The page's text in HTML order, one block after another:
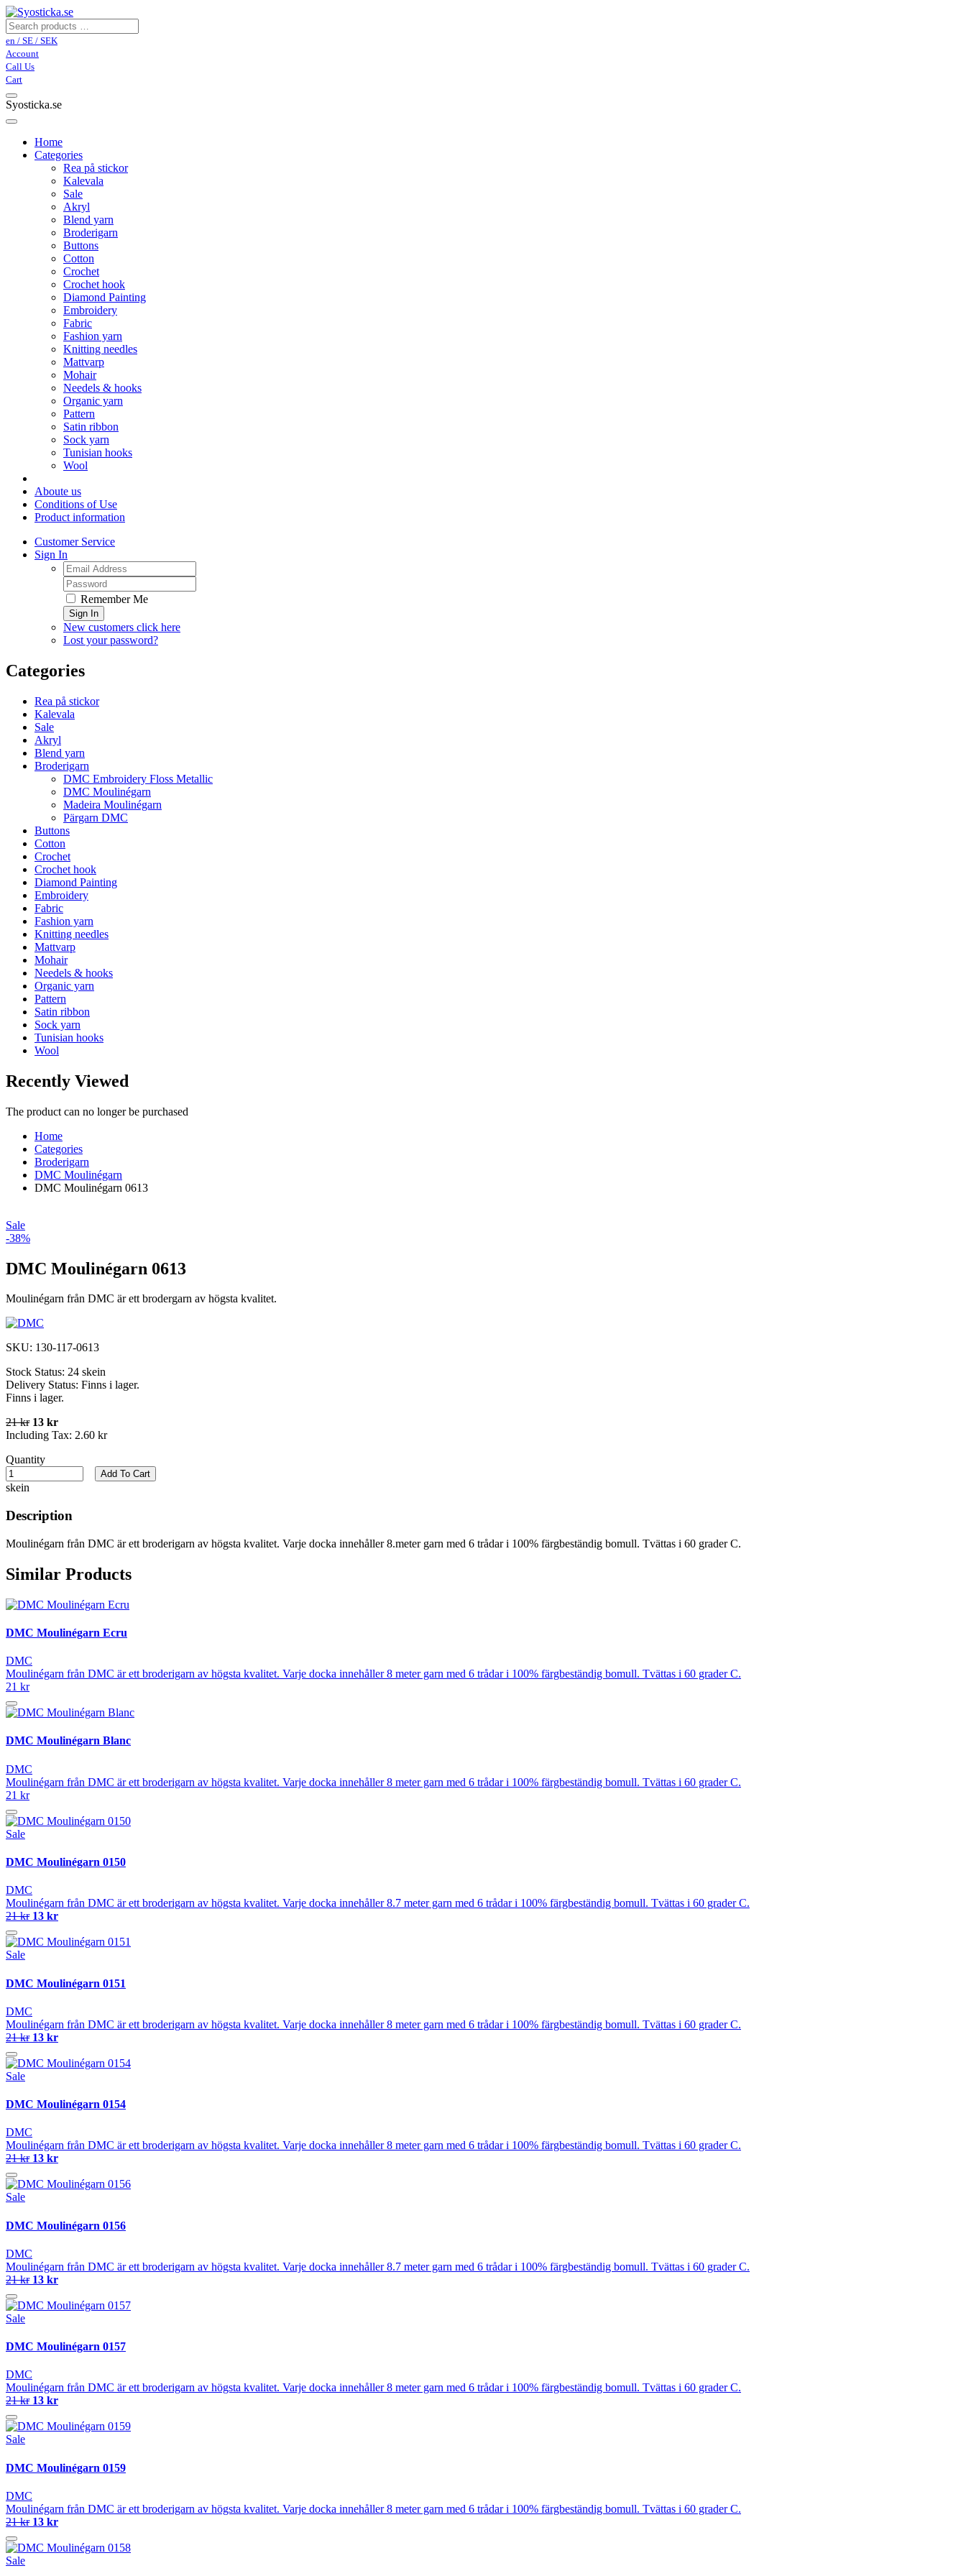
en / SE / SEK
Account
Call Us
Cart
Syosticka.se
Home
Categories
Rea på stickor
Kalevala
Sale
Akryl
Blend yarn
Broderigarn
Buttons
Cotton
Crochet
Crochet hook
Diamond Painting
Embroidery
Fabric
Fashion yarn
Knitting needles
Mattvarp
Mohair
Needels & hooks
Organic yarn
Pattern
Satin ribbon
Sock yarn
Tunisian hooks
Wool
Aboute us
Conditions of Use
Product information
Customer Service
Sign In
Remember Me
Sign In
New customers click here
Lost your password?
Categories
Rea på stickor
Kalevala
Sale
Akryl
Blend yarn
Broderigarn
DMC Embroidery Floss Metallic
DMC Moulinégarn
Madeira Moulinégarn
Pärgarn DMC
Buttons
Cotton
Crochet
Crochet hook
Diamond Painting
Embroidery
Fabric
Fashion yarn
Knitting needles
Mattvarp
Mohair
Needels & hooks
Organic yarn
Pattern
Satin ribbon
Sock yarn
Tunisian hooks
Wool
Recently Viewed
The product can no longer be purchased
Home
Categories
Broderigarn
DMC Moulinégarn
DMC Moulinégarn 0613
Sale
-38%
DMC Moulinégarn 0613
Moulinégarn från DMC är ett brodergarn av högsta kvalitet.
SKU: 130-117-0613
Stock Status: 24 skein
Delivery Status: Finns i lager.
Finns i lager.
21 kr 13 kr
Including Tax: 2.60 kr
Quantity
skein
Add To Cart
Description
Moulinégarn från DMC är ett broderigarn av högsta kvalitet. Varje docka innehåller 8.meter garn med 6 trådar i 100% färgbeständig bomull. Tvättas i 60 grader C.
Similar Products
DMC Moulinégarn Ecru
DMC
Moulinégarn från DMC är ett broderigarn av högsta kvalitet. Varje docka innehåller 8 meter garn med 6 trådar i 100% färgbeständig bomull. Tvättas i 60 grader C.
21 kr
DMC Moulinégarn Blanc
DMC
Moulinégarn från DMC är ett broderigarn av högsta kvalitet. Varje docka innehåller 8 meter garn med 6 trådar i 100% färgbeständig bomull. Tvättas i 60 grader C.
21 kr
Sale
DMC Moulinégarn 0150
DMC
Moulinégarn från DMC är ett broderigarn av högsta kvalitet. Varje docka innehåller 8.7 meter garn med 6 trådar i 100% färgbeständig bomull. Tvättas i 60 grader C.
21 kr 13 kr
Sale
DMC Moulinégarn 0151
DMC
Moulinégarn från DMC är ett broderigarn av högsta kvalitet. Varje docka innehåller 8 meter garn med 6 trådar i 100% färgbeständig bomull. Tvättas i 60 grader C.
21 kr 13 kr
Sale
DMC Moulinégarn 0154
DMC
Moulinégarn från DMC är ett broderigarn av högsta kvalitet. Varje docka innehåller 8 meter garn med 6 trådar i 100% färgbeständig bomull. Tvättas i 60 grader C.
21 kr 13 kr
Sale
DMC Moulinégarn 0156
DMC
Moulinégarn från DMC är ett broderigarn av högsta kvalitet. Varje docka innehåller 8.7 meter garn med 6 trådar i 100% färgbeständig bomull. Tvättas i 60 grader C.
21 kr 13 kr
Sale
DMC Moulinégarn 0157
DMC
Moulinégarn från DMC är ett broderigarn av högsta kvalitet. Varje docka innehåller 8 meter garn med 6 trådar i 100% färgbeständig bomull. Tvättas i 60 grader C.
21 kr 13 kr
Sale
DMC Moulinégarn 0159
DMC
Moulinégarn från DMC är ett broderigarn av högsta kvalitet. Varje docka innehåller 8 meter garn med 6 trådar i 100% färgbeständig bomull. Tvättas i 60 grader C.
21 kr 13 kr
Sale